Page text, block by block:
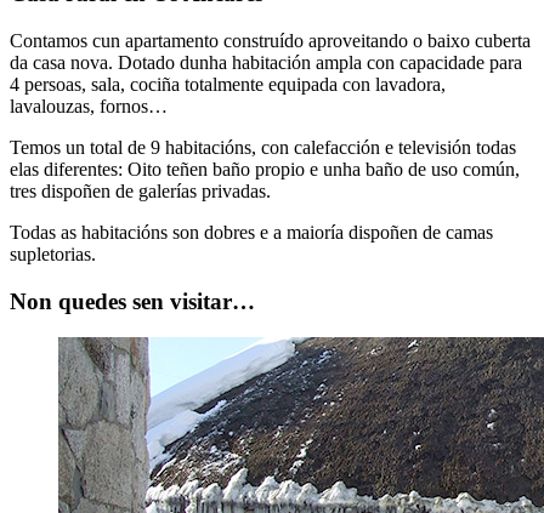
Contamos cun apartamento construído aproveitando o baixo cuberta
da casa nova. Dotado dunha habitación ampla con capacidade para
4 persoas, sala, cociña totalmente equipada con lavadora,
lavalouzas, fornos…
Temos un total de 9 habitacións, con calefacción e televisión todas
elas diferentes: Oito teñen baño propio e unha baño de uso común,
tres dispoñen de galerías privadas.
Todas as habitacións son dobres e a maioría dispoñen de camas
supletorias.
Non quedes sen visitar…